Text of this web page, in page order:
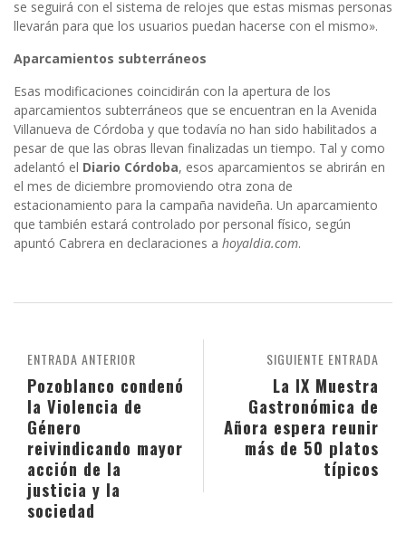
se seguirá con el sistema de relojes que estas mismas personas
llevarán para que los usuarios puedan hacerse con el mismo».
Aparcamientos subterráneos
Esas modificaciones coincidirán con la apertura de los
aparcamientos subterráneos que se encuentran en la Avenida
Villanueva de Córdoba y que todavía no han sido habilitados a
pesar de que las obras llevan finalizadas un tiempo. Tal y como
adelantó el Diario Córdoba, esos aparcamientos se abrirán en
el mes de diciembre promoviendo otra zona de
estacionamiento para la campaña navideña. Un aparcamiento
que también estará controlado por personal físico, según
apuntó Cabrera en declaraciones a hoyaldia.com.
SIGUIENTE ENTRADA
La IX Muestra
Gastronómica de
Añora espera reunir
más de 50 platos
típicos
ENTRADA ANTERIOR
Pozoblanco condenó
la Violencia de
Género
reivindicando mayor
acción de la
justicia y la
sociedad